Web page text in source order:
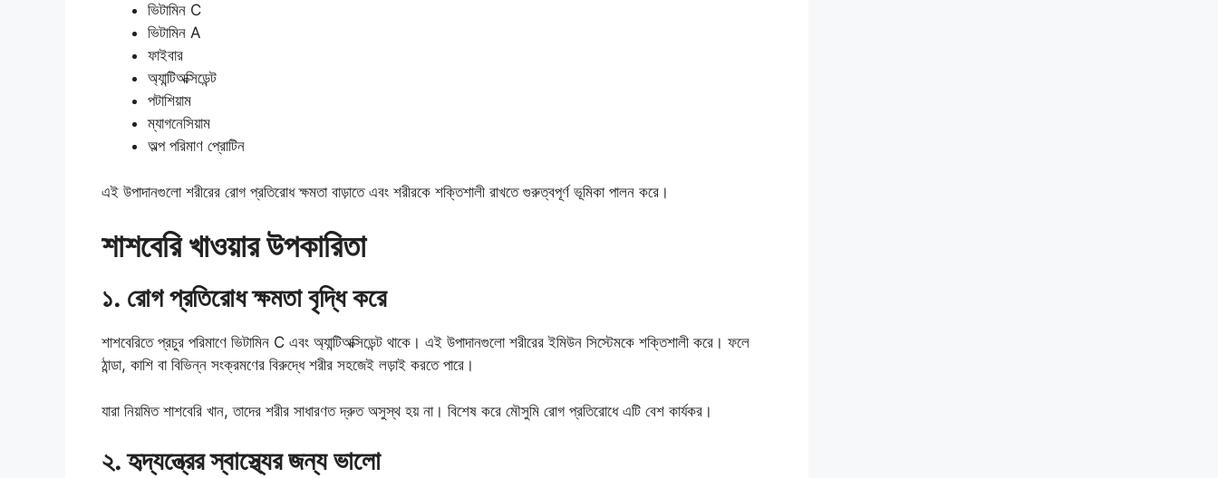
ভিটামিন C
ভিটামিন A
ফাইবার
অ্যান্টিঅক্সিডেন্ট
পটাশিয়াম
ম্যাগনেসিয়াম
অল্প পরিমাণ প্রোটিন
এই উপাদানগুলো শরীরের রোগ প্রতিরোধ ক্ষমতা বাড়াতে এবং শরীরকে শক্তিশালী রাখতে গুরুত্বপূর্ণ ভূমিকা পালন করে।
শাশবেরি খাওয়ার উপকারিতা
১. রোগ প্রতিরোধ ক্ষমতা বৃদ্ধি করে
শাশবেরিতে প্রচুর পরিমাণে ভিটামিন C এবং অ্যান্টিঅক্সিডেন্ট থাকে। এই উপাদানগুলো শরীরের ইমিউন সিস্টেমকে শক্তিশালী করে। ফলে
ঠান্ডা, কাশি বা বিভিন্ন সংক্রমণের বিরুদ্ধে শরীর সহজেই লড়াই করতে পারে।
যারা নিয়মিত শাশবেরি খান, তাদের শরীর সাধারণত দ্রুত অসুস্থ হয় না। বিশেষ করে মৌসুমি রোগ প্রতিরোধে এটি বেশ কার্যকর।
২. হৃদ্‌যন্ত্রের স্বাস্থ্যের জন্য ভালো